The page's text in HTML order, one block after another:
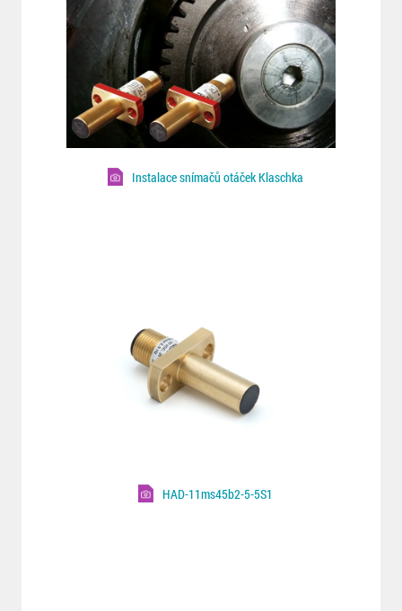
Instalace snímačů otáček Klaschka
HAD-11ms45b2-5-5S1